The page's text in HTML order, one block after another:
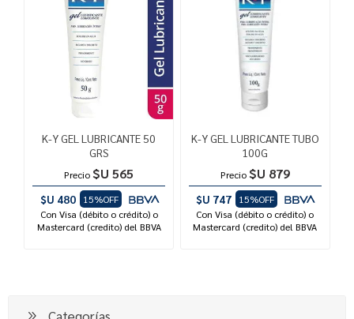
K-Y GEL LUBRICANTE 50
GRS
Precio $U 565
$U 480
15%OFF
Con Visa (débito o crédito) o
Mastercard (credito) del BBVA
K-Y GEL LUBRICANTE TUBO
100G
Precio $U 879
$U 747
15%OFF
Con Visa (débito o crédito) o
Mastercard (credito) del BBVA